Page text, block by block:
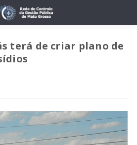
terá de criar plano de